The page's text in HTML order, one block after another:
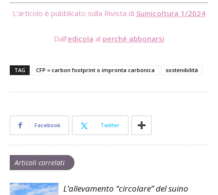
L’articolo è pubblicato sulla Rivista di Suinicoltura 1/2024
Dall’edicola al perché abbonarsi
TAG CFP = carbon footprint o impronta carbonica sostenibilità
Facebook Twitter
Articoli correlati
L’allevamento “circolare” del suino